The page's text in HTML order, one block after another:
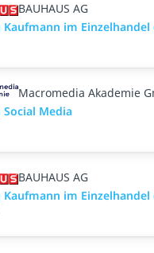
BAUHAUS AG
Kaufmann im
Macromedia Akademie
Media
BAUHAUS AG
Kaufmann im